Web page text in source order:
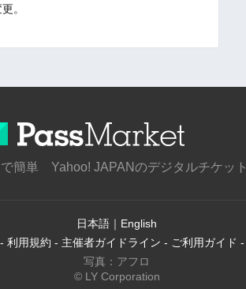
。
で簡単 Yahoo! JAPANのデジタルチケット
日本語 ｜ English
- 利用規約 - 主催者ガイドライン - ご利用ガイド -
写真：アフロ
© LY Corporation